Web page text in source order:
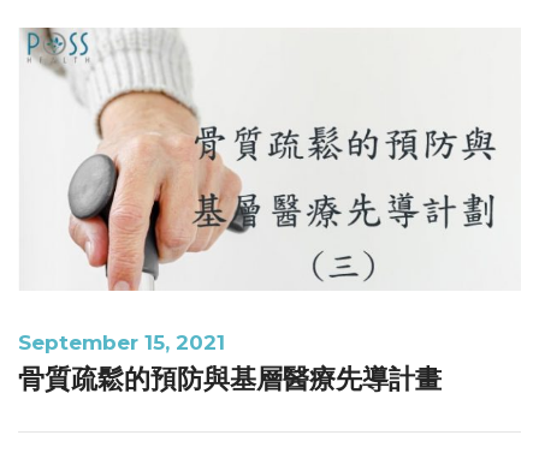
September 15, 2021
骨質疏鬆的預防與基層醫療先導計畫